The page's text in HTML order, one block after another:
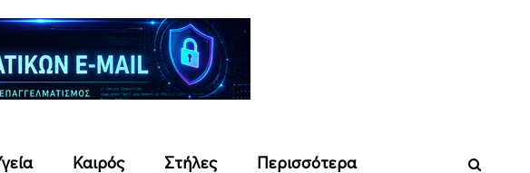
Καιρός Στήλες Περισσότερα